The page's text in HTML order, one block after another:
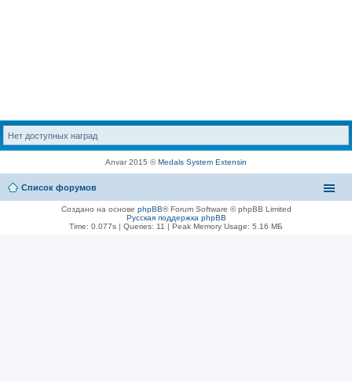
Нет доступных наград
Anvar 2015 ©Medals System Extensin
Список форумов
Создано на основе phpBB® Forum Software © phpBB Limited
Русская поддержка phpBB
Time: 0.077s | Queries: 11 | Peak Memory Usage: 5.16 МБ